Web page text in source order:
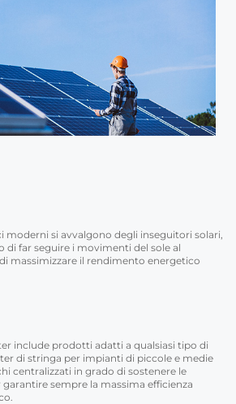
si avvalgono degli inseguitori solari,
far seguire i movimenti del sole al
massimizzare il rendimento energetico
include prodotti adatti a qualsiasi tipo di
di stringa per impianti di piccole e medie
centralizzati in grado di sostenere le
sempre la massima efficienza